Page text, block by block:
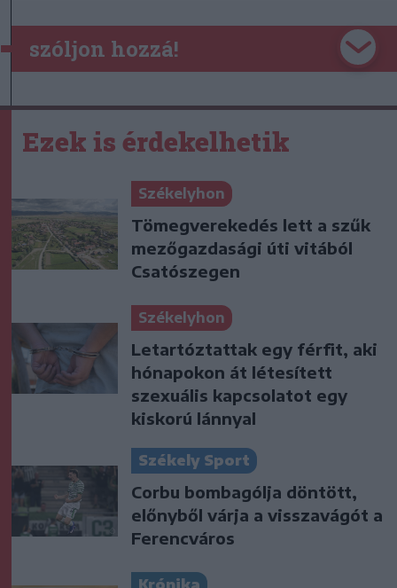
szóljon hozzá!
Ezek is érdekelhetik
Székelyhon
Tömegverekedés lett a szűk
mezőgazdasági úti vitából
Csatószegen
Székelyhon
Letartóztattak egy férfit, aki
hónapokon át létesített
szexuális kapcsolatot egy
kiskorú lánnyal
Székely Sport
Corbu bombagólja döntött,
előnyből várja a visszavágót a
Ferencváros
Krónika